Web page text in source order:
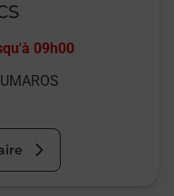
09h00